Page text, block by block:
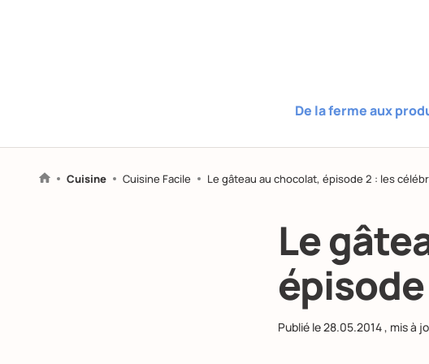
De la ferme aux
Cuisine Cuisine Facile Le gâteau au chocolat, épisode 2 : les
Le
Publié le28.05.2014, mis à